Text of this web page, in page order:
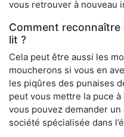
vous retrouver à nouveau
Comment reconnaître
lit ?
Cela peut être aussi les
moucherons si vous en
les piqûres des punaises
peut vous mettre la puce à
vous pouvez demander un
société spécialisée dans